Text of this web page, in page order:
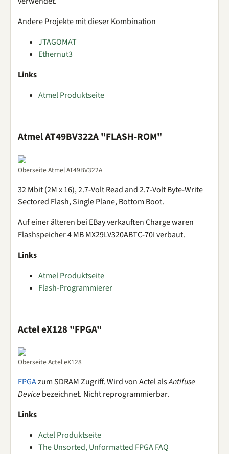
Andere Projekte mit dieser Kombination
JTAGOMAT
Ethernut3
Links
Atmel Produktseite
Atmel AT49BV322A "FLASH-ROM"
Oberseite Atmel AT49BV322A
32 Mbit (2M x 16), 2.7-Volt Read and 2.7-Volt Byte-Write
Sectored Flash, Single Plane, Bottom Boot.
Auf einer älteren bei EBay verkauften Charge waren
Flashspeicher 4 MB MX29LV320ABTC-70I verbaut.
Links
Atmel Produktseite
Flash-Programmierer
Actel eX128 "FPGA"
Oberseite Actel eX128
FPGAzum SDRAM Zugriff. Wird von Actel alsAntifuse
Devicebezeichnet. Nicht reprogrammierbar.
Links
Actel Produktseite
The Unsorted, Unformatted FPGA FAQ